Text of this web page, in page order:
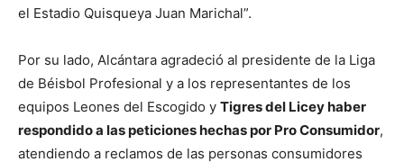
el Estadio Quisqueya Juan Marichal”.
Por su lado, Alcántara agradeció al presidente de la Liga
de Béisbol Profesional y a los representantes de los
equipos Leones del Escogido y Tigres del Licey haber
respondido a las peticiones hechas por Pro Consumidor,
atendiendo a reclamos de las personas consumidores